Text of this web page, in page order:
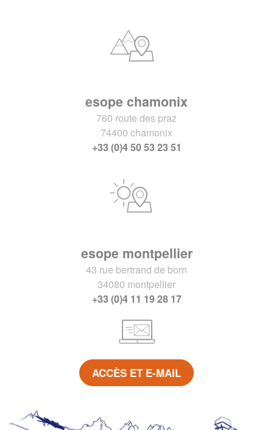
esope chamonix
760 route des praz
74400 chamonix
+33 (0)4 50 53 23 51
esope montpellier
43 rue bertrand de born
34080 montpellier
+33 (0)4 11 19 28 17
ACCÈS ET E-MAIL